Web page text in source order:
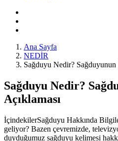
Ana Sayfa
NEDİR
Sağduyu Nedir? Sağduyunun
Sağduyu Nedir?
Açıklaması
İçindekilerSağduyu Hakkında
geliyor? Bazen çevremizde,
duyduğumuz sağduyu kelimesi